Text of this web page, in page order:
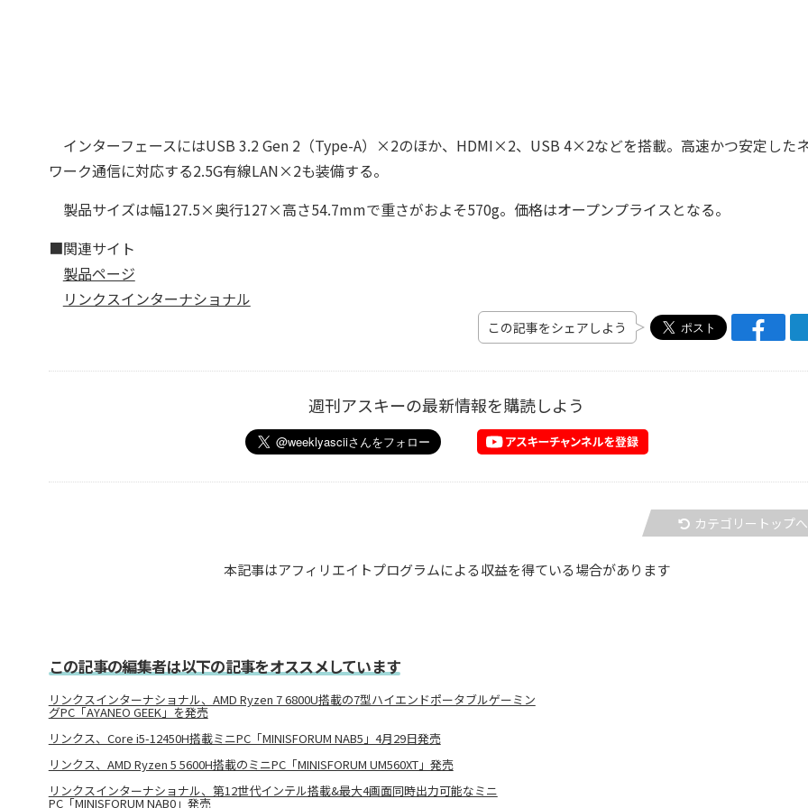
インターフェースにはUSB 3.2 Gen 2（Type-A）×2のほか、HDMI×2、USB 4×2などを搭載。高速かつ安定した
ワーク通信に対応する2.5G有線LAN×2も装備する。
製品サイズは幅127.5×奥行127×高さ54.7mmで重さがおよそ570g。価格はオープンプライスとなる。
■関連サイト
製品ページ
リンクスインターナショナル
この記事をシェアしよう
週刊アスキーの最新情報を購読しよう
カテゴリートップへ
本記事はアフィリエイトプログラムによる収益を得ている場合があります
この記事の編集者は以下の記事をオススメしています
リンクスインターナショナル、AMD Ryzen 7 6800U搭載の7型ハイエンドポータブルゲーミン
グPC「AYANEO GEEK」を発売
リンクス、Core i5-12450H搭載ミニPC「MINISFORUM NAB5」4月29日発売
リンクス、AMD Ryzen 5 5600H搭載のミニPC「MINISFORUM UM560XT」発売
リンクスインターナショナル、第12世代インテル搭載&最大4画面同時出力可能なミニ
PC「MINISFORUM NAB0」発売